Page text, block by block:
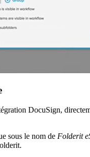
DocuSign,
sous le nom de Folderit